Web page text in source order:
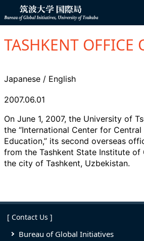
テ
ン
へ
Bureau of
Global
Initiatives
TASHKENT OFFICE
Japanese / English
2007.06.01
On June 1, 2007, the University of
the “International Center for Central
Education,” its second overseas
from the Tashkent State Institute of
the city of Tashkent, Uzbekistan.
[ Contact Us ]
Bureau of Global Initiatives